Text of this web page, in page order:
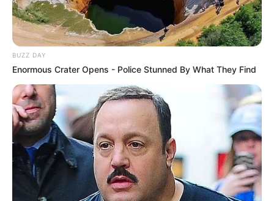
BUZZ DAY
Enormous Crater Opens - Police Stunned By What They Find